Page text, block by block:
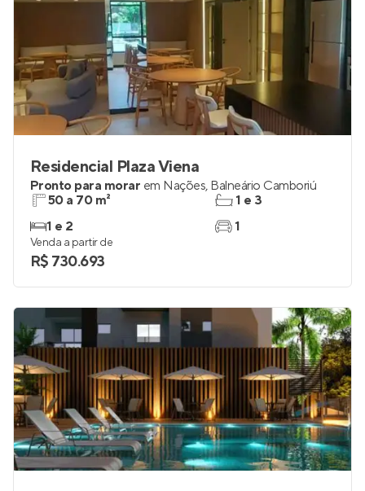
Residencial Plaza Viena
Pronto para morar em Nações, Balneário Camboriú
50 a 70 m²
1 e 2
1 e 3
1
Venda a partir de
R$ 730.693